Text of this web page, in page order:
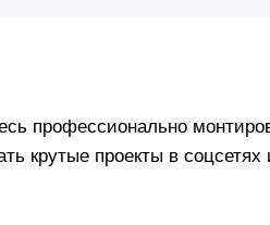
профессионально
крутые проекты в